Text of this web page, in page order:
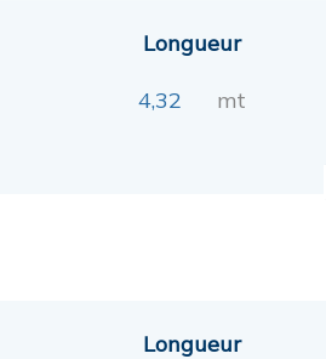
Longueur
4,32 mt
Longueur